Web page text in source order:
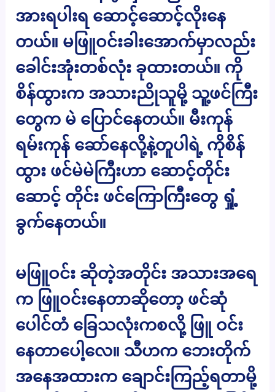
အားရပါးရ ဆောင့်ဆောင့်လိုးနေ
တယ်။ မဖြူဝင်းခါးအောက်မှာလည်း
ခေါင်းအုံးတစ်လုံး ခုထားတယ်။ ကို
စိန်ထွားက အသားညိုသူမို့ သူ့ဖင်ကြီး
တွေက မဲ ပြောင်နေတယ်။ မီးကုန်
ရမ်းကုန် ဆော်နေလို့နဲ့တူပါရဲ့ ကိုစိန်
ထွား ဖင်မဲမဲကြီးဟာ ဆောင့်တိုင်း
ဆောင့် တိုင်း ဖင်ကြောကြီးတွေ ရှုံ့
ခွက်နေတယ်။
မဖြူဝင်း ဆိုတဲ့အတိုင်း အသားအရေ
က ဖြူဝင်းနေတာဆိုတော့ ဖင်ဆုံ
ပေါင်တံ ခြေသလုံးကစလို့ ဖြူ ဝင်း
နေတာပေါ့လေ။ သီဟက ဘေးတိုက်
အနေအထားက ချောင်းကြည့်ရတာမို့